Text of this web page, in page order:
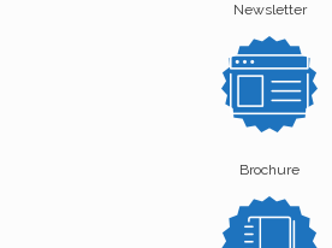
Newsletter
Brochure